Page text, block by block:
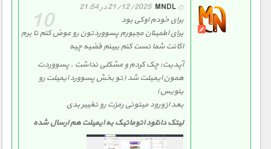
MNDL 21/12/2025 در 21:54
برای خودم اوکی بود
برای اطمینان مجبورم پسووردتون رو عوض کنم تا برم
اکانت شما تست کنم ببینم قضیه چیه
آپدیت: چک کردم و مشکلی نداشت . پسووردت
همون ایمیلت شد (تو بخش پسوورد ایمیلت رو
بنویس)
بعد از ورود میتونی رمزت رو تغییر بدی
لیتک دانلود اتوماتیک به ایمیلت هم ارسال شده